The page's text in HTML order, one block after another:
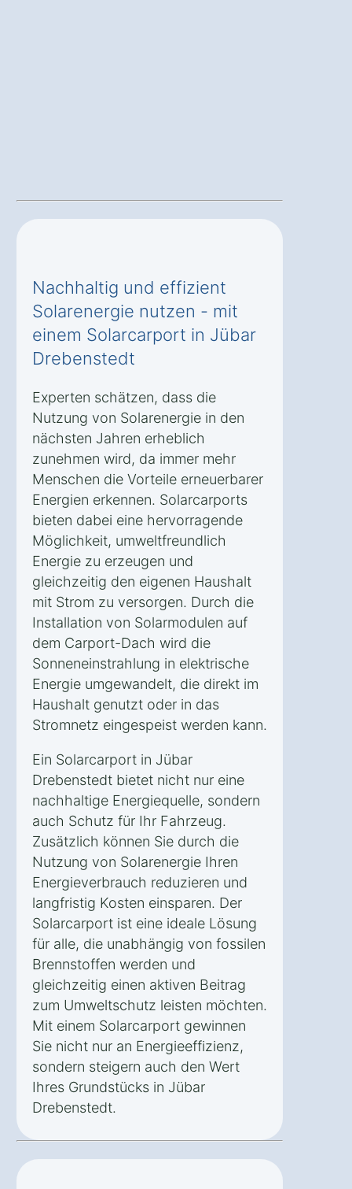
Nachhaltig und effizient
Solarenergie nutzen - mit
einem Solarcarport in Jübar
Drebenstedt
Experten schätzen, dass die
Nutzung von Solarenergie in den
nächsten Jahren erheblich
zunehmen wird, da immer mehr
Menschen die Vorteile erneuerbarer
Energien erkennen. Solarcarports
bieten dabei eine hervorragende
Möglichkeit, umweltfreundlich
Energie zu erzeugen und
gleichzeitig den eigenen Haushalt
mit Strom zu versorgen. Durch die
Installation von Solarmodulen auf
dem Carport-Dach wird die
Sonneneinstrahlung in elektrische
Energie umgewandelt, die direkt im
Haushalt genutzt oder in das
Stromnetz eingespeist werden kann.
Ein Solarcarport in Jübar
Drebenstedt bietet nicht nur eine
nachhaltige Energiequelle, sondern
auch Schutz für Ihr Fahrzeug.
Zusätzlich können Sie durch die
Nutzung von Solarenergie Ihren
Energieverbrauch reduzieren und
langfristig Kosten einsparen. Der
Solarcarport ist eine ideale Lösung
für alle, die unabhängig von fossilen
Brennstoffen werden und
gleichzeitig einen aktiven Beitrag
zum Umweltschutz leisten möchten.
Mit einem Solarcarport gewinnen
Sie nicht nur an Energieeffizienz,
sondern steigern auch den Wert
Ihres Grundstücks in Jübar
Drebenstedt.